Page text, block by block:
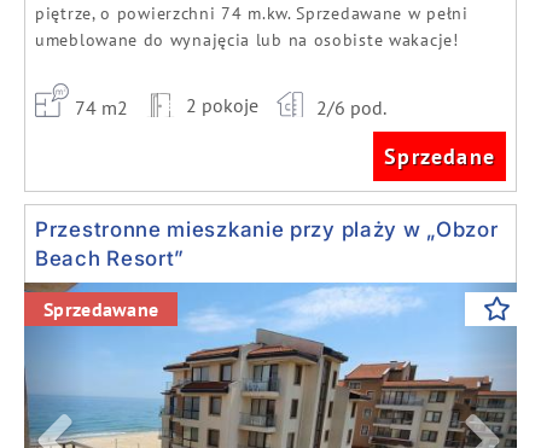
piętrze, o powierzchni 74 m.kw. Sprzedawane w pełni
umeblowane do wynajęcia lub na osobiste wakacje!
74 m2 2 pokoje 2/6 pod.
Sprzedane
Przestronne mieszkanie przy plaży w „Obzor
Beach Resort”
Previous Next
Sprzedawane